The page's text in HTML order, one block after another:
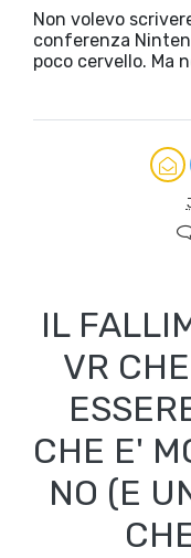
Non volevo
conferenza
poco cervello. Ma
IL
VR
CHE E'
NO (E